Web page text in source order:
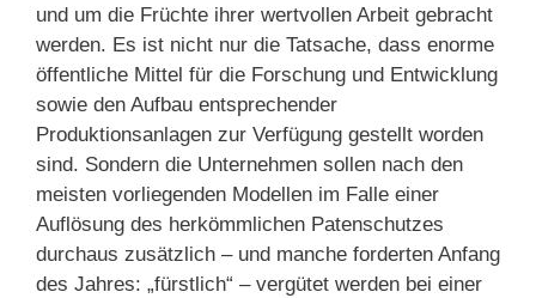
und um die Früchte ihrer wertvollen Arbeit gebracht
werden. Es ist nicht nur die Tatsache, dass enorme
öffentliche Mittel für die Forschung und Entwicklung
sowie den Aufbau entsprechender
Produktionsanlagen zur Verfügung gestellt worden
sind. Sondern die Unternehmen sollen nach den
meisten vorliegenden Modellen im Falle einer
Auflösung des herkömmlichen Patenschutzes
durchaus zusätzlich – und manche forderten Anfang
des Jahres: „fürstlich“ – vergütet werden bei einer